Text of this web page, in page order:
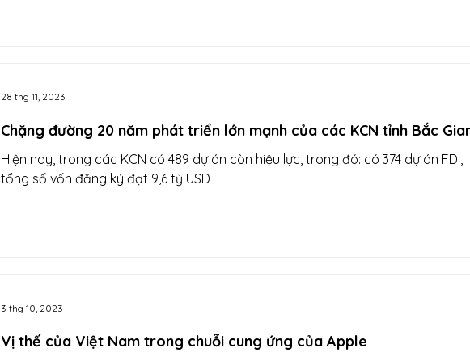
Chặng đường 20 năm phát triển lớn mạnh của các KCN tỉnh Bắc
Hiện nay, trong các KCN có 489 dự án còn hiệu lực, trong đó: có 374 dự án FDI,
tổng số vốn đăng ký đạt 9,6 tỷ USD
28 thg 11, 2023
Vị thế của Việt Nam trong chuỗi cung ứng của Apple
3 thg 10, 2023